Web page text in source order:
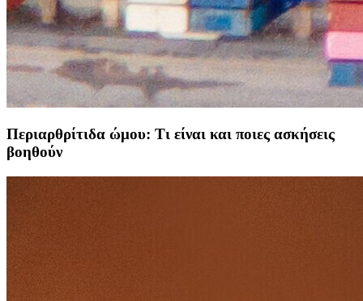
Περιαρθρίτιδα ώμου: Τι είναι και ποιες ασκήσεις
βοηθούν